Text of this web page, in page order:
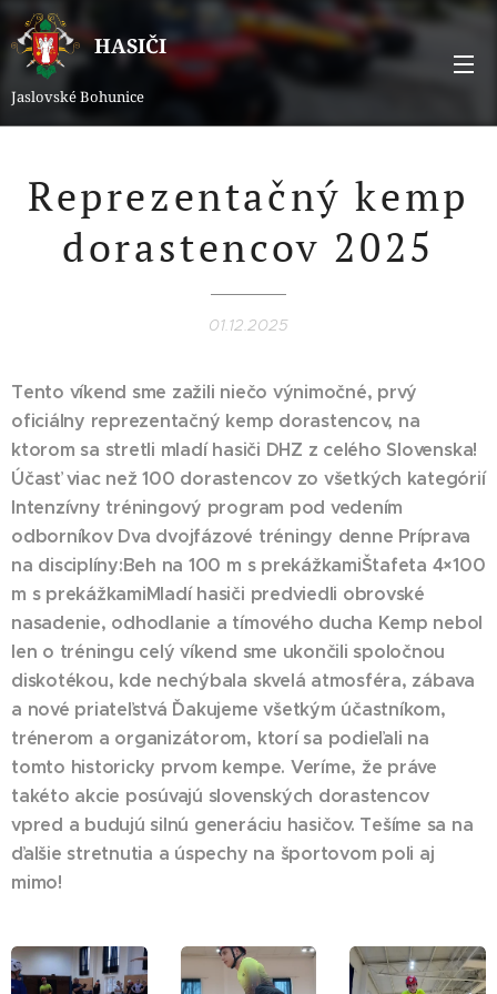
HASIČI
Jaslovské Bohunice
Reprezentačný kemp
dorastencov 2025
01.12.2025
Tento víkend sme zažili niečo výnimočné, prvý
oficiálny reprezentačný kemp dorastencov, na
ktorom sa stretli mladí hasiči DHZ z celého Slovenska!
Účasť viac než 100 dorastencov zo všetkých kategórií
Intenzívny tréningový program pod vedením
odborníkov Dva dvojfázové tréningy denne Príprava
na disciplíny:Beh na 100 m s prekážkamiŠtafeta 4×100
m s prekážkamiMladí hasiči predviedli obrovské
nasadenie, odhodlanie a tímového ducha Kemp nebol
len o tréningu celý víkend sme ukončili spoločnou
diskotékou, kde nechýbala skvelá atmosféra, zábava
a nové priateľstvá Ďakujeme všetkým účastníkom,
trénerom a organizátorom, ktorí sa podieľali na
tomto historicky prvom kempe. Veríme, že práve
takéto akcie posúvajú slovenských dorastencov
vpred a budujú silnú generáciu hasičov. Tešíme sa na
ďalšie stretnutia a úspechy na športovom poli aj
mimo!